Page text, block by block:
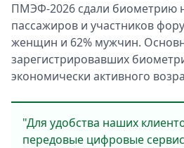
ПМЭФ-2026 сдали биометрию
пассажиров и участников
женщин и 62% мужчин.
зарегистрировавших
экономически активного
"Для удобства наших
передовые цифровые